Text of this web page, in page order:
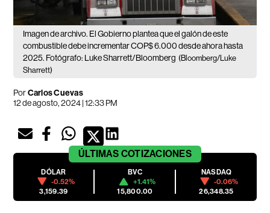
Imagen de archivo. El Gobierno plantea que el galón de este
combustible debe incrementar COP$ 6.000 desde ahora hasta
2025. Fotógrafo: Luke Sharrett/Bloomberg (Bloomberg/Luke
Sharrett)
PorCarlos Cuevas
12 de agosto, 2024 | 12:33 PM
ÚLTIMAS COTIZACIONES
DÓLAR
-0.52%
3,159.39
BVC
+1.41%
15,800.00
NASDAQ
-0.06%
26,348.35